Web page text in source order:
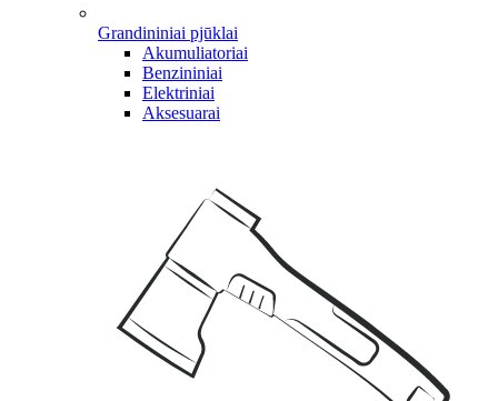
Grandininiai pjūklai
Akumuliatoriai
Benzininiai
Elektriniai
Aksesuarai